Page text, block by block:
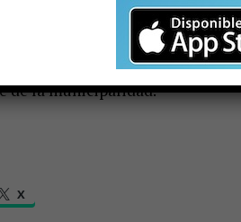
los concejales y el alcalde
el cierre de esta edición,
de la municipalidad.
X